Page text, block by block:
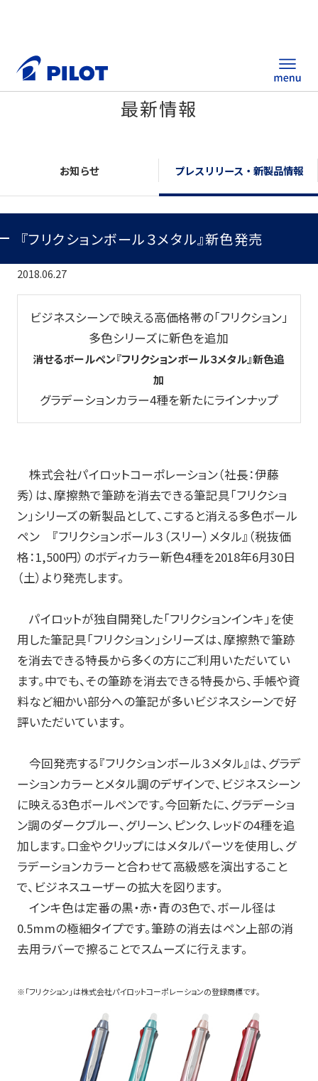
製品情報
替え芯サイト
総合カタログ
産業資材
企業情報
企業情報TOP
会社情報
サステナビリティ情報
お知らせ
プレスリリース・新製品情報
ピックアップ
採用情報
サポート
よくある質問
お問い合わせ
使用説明書
使い方動画
最新情報
お知らせ プレスリリース・新製品情報
『フリクションボール３メタル』新色発売
2018.06.27
ビジネスシーンで映える高価格帯の「フリクション」
多色シリーズに新色を追加
消せるボールペン『フリクションボール３メタル』新色追
加
グラデーションカラー4種を新たにラインナップ
株式会社パイロットコーポレーション（社長：伊藤
秀）は、摩擦熱で筆跡を消去できる筆記具「フリクショ
ン」シリーズの新製品として、こすると消える多色ボール
ペン 『フリクションボール３（スリー）メタル』（税抜価
格：1,500円）のボディカラー新色4種を2018年6月30日
（土）より発売します。
パイロットが独自開発した「フリクションインキ」を使
用した筆記具「フリクション」シリーズは、摩擦熱で筆跡
を消去できる特長から多くの方にご利用いただいてい
ます。中でも、その筆跡を消去できる特長から、手帳や資
料など細かい部分への筆記が多いビジネスシーンで好
評いただいています。
今回発売する『フリクションボール３メタル』は、グラデ
ーションカラーとメタル調のデザインで、ビジネスシーン
に映える3色ボールペンです。今回新たに、グラデーショ
ン調のダークブルー、グリーン、ピンク、レッドの4種を追
加します。口金やクリップにはメタルパーツを使用し、グ
ラデーションカラーと合わせて高級感を演出すること
で、ビジネスユーザーの拡大を図ります。
インキ色は定番の黒・赤・青の3色で、ボール径は
0.5mmの極細タイプです。筆跡の消去はペン上部の消
去用ラバーで擦ることでスムーズに行えます。
※「フリクション」は株式会社パイロットコーポレーションの登録商標です。